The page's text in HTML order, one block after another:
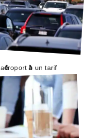
à un tarif